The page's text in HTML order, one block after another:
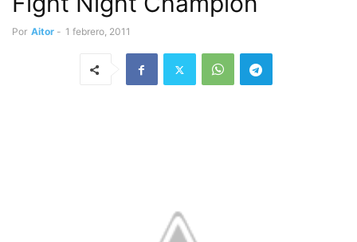
Por Aitor - 1 febrero, 2011